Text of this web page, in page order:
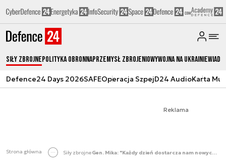
Siły zbrojnePolityka obronnaPrzemysł ZbrojeniowyWojna na Ukrainie
Defence24 Days 2026SAFEOperacja SzpejD24 AudioKarta
Reklama
Strona główna Siły zbrojne Gen. Mika: "Każdy dzień dostarcza nam nowych doświadczeń"